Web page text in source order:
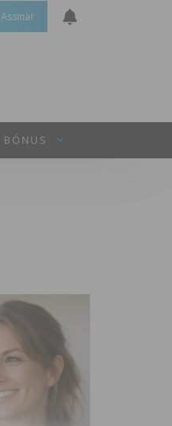
Assinar
BÓNUS